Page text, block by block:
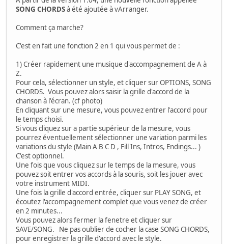
SONG CHORDSà été ajoutée à vArranger.
Comment ça marche?
C'est en fait une fonction 2 en 1 qui vous permet de :
1) Créer rapidement une musique d'accompagnement de A à
Z.
Pour cela, sélectionner un style, et cliquer sur OPTIONS, SONG
CHORDS. Vous pouvez alors saisir la grille d'accord de la
chanson à l'écran. (cf photo)
En cliquant sur une mesure, vous pouvez entrer l'accord pour
le temps choisi.
Si vous cliquez sur a partie supérieur de la mesure, vous
pourrez éventuellement sélectionner une variation parmi les
variations du style (Main A B C D , Fill Ins, Intros, Endings... )
C'est optionnel.
Une fois que vous cliquez sur le temps de la mesure, vous
pouvez soit entrer vos accords à la souris, soit les jouer avec
votre instrument MIDI.
Une fois la grille d'accord entrée, cliquer sur PLAY SONG, et
écoutez l'accompagnement complet que vous venez de créer
en 2 minutes...
Vous pouvez alors fermer la fenetre et cliquer sur
SAVE/SONG. Ne pas oublier de cocher la case SONG CHORDS,
pour enregistrer la grille d'accord avec le style.